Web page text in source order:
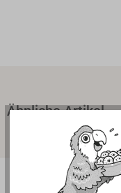
Ähnliche Artikel